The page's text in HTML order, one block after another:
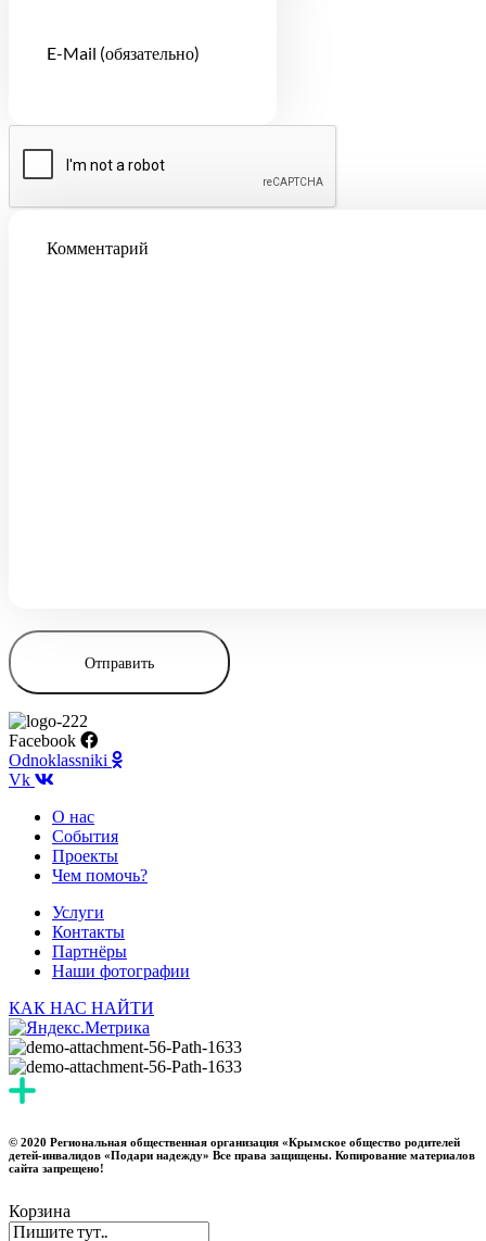
Facebook
Odnoklassniki
Vk
О нас
События
Проекты
Чем помочь?
Услуги
Контакты
Партнёры
Наши фотографии
КАК НАС НАЙТИ
© 2020 Региональная общественная организация «Крымское общество родителей
детей-инвалидов «Подари надежду» Все права защищены. Копирование материалов
сайта запрещено!
Корзина